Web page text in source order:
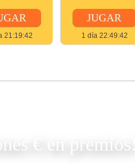
21:19:42
JUGAR
1 día 22:49:42
€ en